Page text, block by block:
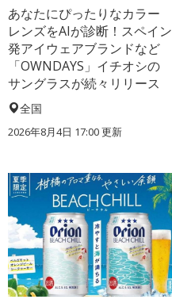
あなたにぴったりなカラー
レンズをAIが診断！スペイン
発アイウェアブランドなど
「OWNDAYS」イチオシの
サングラスが続々リリース
全国
2026年8月4日 17:00更新